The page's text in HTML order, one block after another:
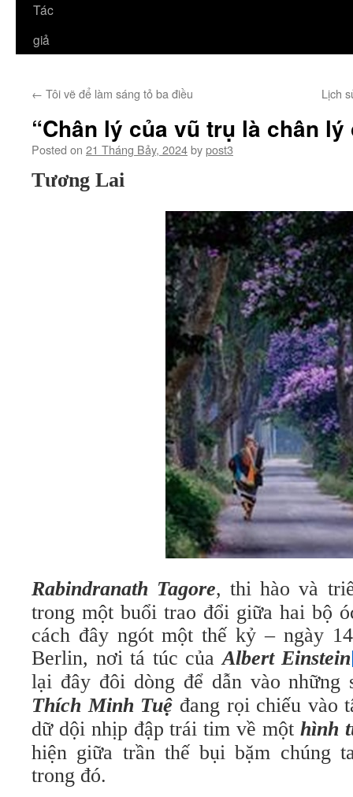
Tác
giả
← Tôi vẽ để làm sáng tỏ ba điều Lịch
“Chân lý của vũ trụ là chân
Posted on 21 Tháng Bảy, 2024bypost3
Tương Lai
Rabindranath Tagore, thi hào và
trong một buổi trao đổi giữa hai bộ
cách đây ngót một thế kỷ – ngày
Berlin, nơi tá túc củaAlbert Einstein
lại đây đôi dòng để dẫn vào
Thích Minh Tuệ đang rọi chiếu vào
dữ dội nhịp đập trái tim về một hình
hiện giữa trần thế bụi bặm chúng
trong đó.